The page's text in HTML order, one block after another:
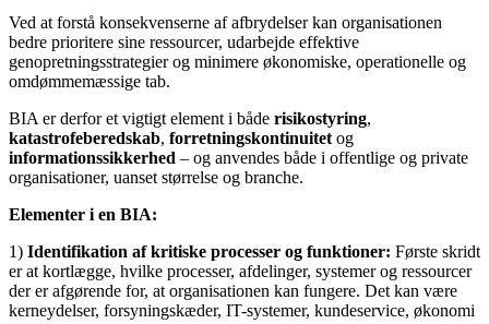
Ved at forstå konsekvenserne af afbrydelser kan organisationen
bedre prioritere sine ressourcer, udarbejde effektive
genopretningsstrategier og minimere økonomiske, operationelle og
omdømmemæssige tab.
BIA er derfor et vigtigt element i både risikostyring,
katastrofeberedskab, forretningskontinuitet og
informationssikkerhed – og anvendes både i offentlige og private
organisationer, uanset størrelse og branche.
Elementer i en BIA:
1) Identifikation af kritiske processer og funktioner: Første skridt
er at kortlægge, hvilke processer, afdelinger, systemer og ressourcer
der er afgørende for, at organisationen kan fungere. Det kan være
kerneydelser, forsyningskæder, IT-systemer, kundeservice, økonomi